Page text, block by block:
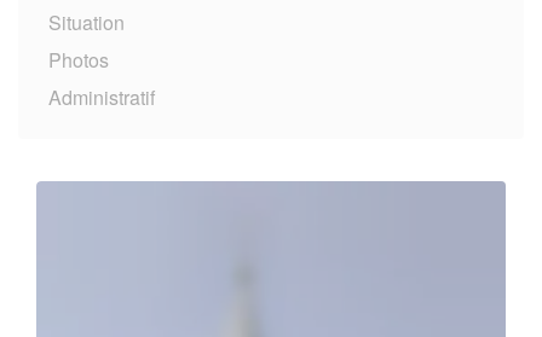
Situation
Photos
Administratif